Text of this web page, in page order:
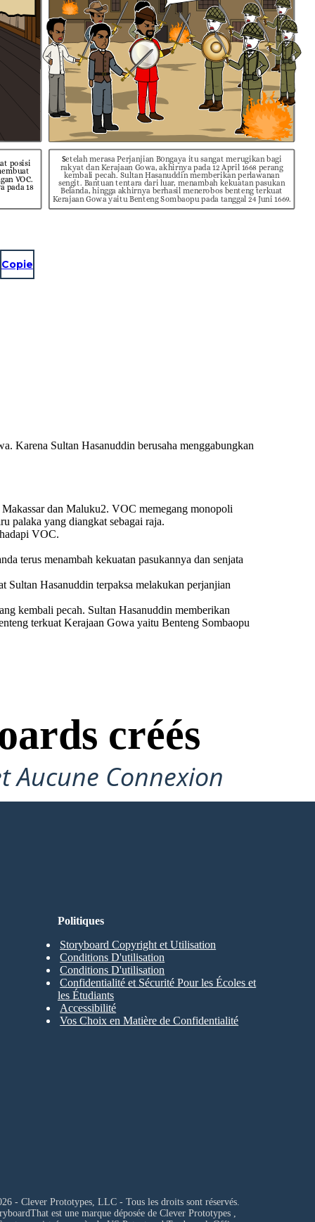
posisi
VOC.
pada 18
Setelah merasa Perjanjian B0ngaya itu sangat merugikan bagi
rakyat dan Kerajaan Gowa, akhirnya pada 12 April 1668 perang
kembali pecah.Sultan Hasanuddin memberikan perlawanan
sengit. Bantuan tentara dari luar, menambah kekuatan pasukan
Belanda, hingga akhirnya berhasil menerobos benteng terkuat
Kerajaan Gowa yaitu Benteng Sombaopu pada tanggal 24 Juni 1669.
Copie
Karena Sultan Hasanuddin berusaha menggabungkan
dan Maluku2. VOC memegang monopoli
palaka yang diangkat sebagai raja.
VOC.
terus menambah kekuatan pasukannya dan senjata
Sultan Hasanuddin terpaksa melakukan perjanjian
kembali pecah. Sultan Hasanuddin memberikan
terkuat Kerajaan Gowa yaitu Benteng Sombaopu
créés
Aucune Connexion
Politiques
Storyboard Copyright et Utilisation
Conditions D'utilisation
Conditions D'utilisation
Confidentialité et Sécurité Pour les Écoles et
les Étudiants
Accessibilité
Vos Choix en Matière de Confidentialité
- Clever Prototypes, LLC - Tous les droits sont réservés.
est une marque déposée de Clever Prototypes ,